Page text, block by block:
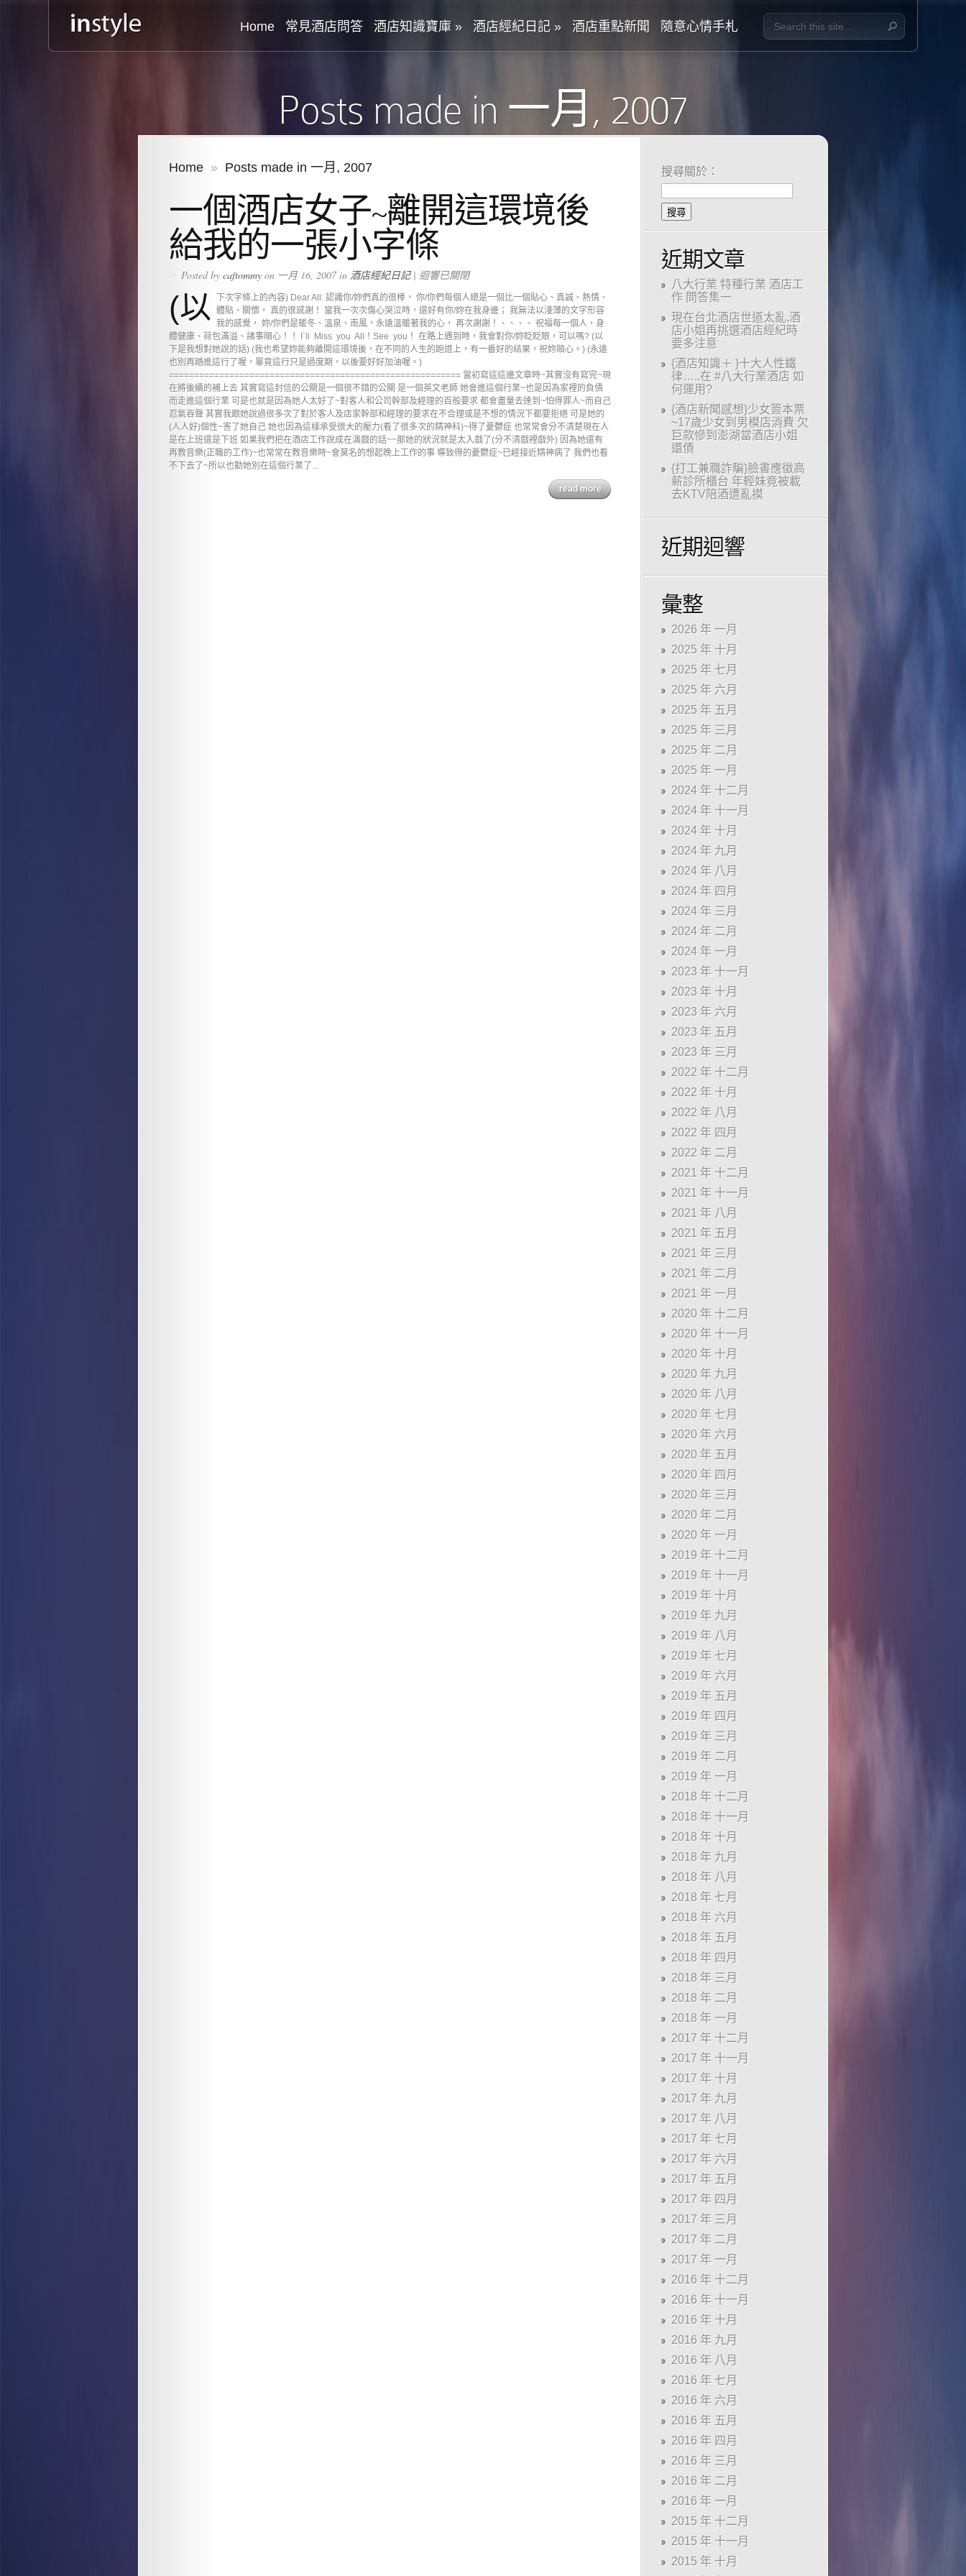
Home 常見酒店問答 酒店知識寶庫» 酒店經紀日記» 酒店重點新聞 隨意心情手札
Posts made in 一月, 2007
Home » Posts made in 一月, 2007
一個酒店女子~離開這環境後
給我的一張小字條
» Posted by caftommy on 一月 16, 2007 in 酒店經紀日記| 迴響已關閉
(以
下次字條上的內容) Dear All: 認識你/妳們真的很棒， 你/你們每個人總是一個比一個貼心、真誠、熱情、
體貼、關懷， 真的很感謝！ 當我一次次傷心哭泣時，還好有你/妳在我身邊； 我無法以淺薄的文字形容
我的感覺， 妳/你們是暖冬、溫泉、南風，永遠溫暖著我的心， 再次謝謝！、、、、 祝福每一個人，身
體健康、荷包滿溢、諸事順心！！ I`ll Miss you All！See you！ 在路上遇到時，我會對你/妳眨眨眼，可以嗎? (以
下是我想對她說的話) (我也希望妳能夠離開這環境後，在不同的人生的跑道上，有一番好的結果，祝妳順心。) (永遠
也別再踏進這行了喔，畢竟這行只是過度期，以後要好好加油喔。)
========================================================== 當初寫這這邊文章時~其實沒有寫完~現
在將後續的補上去 其實寫這封信的公關是一個很不錯的公關 是一個英文老師 她會進這個行業~也是因為家裡的負債
而走進這個行業 可是也就是因為她人太好了~對客人和公司幹部及經理的百般要求 都會盡量去達到~怕得罪人~而自己
忍氣吞聲 其實我跟她說過很多次了對於客人及店家幹部和經理的要求在不合理或是不想的情況下都要拒絕 可是她的
(人人好)個性~害了她自己 她也因為這樣承受很大的壓力(看了很多次的精神科)~得了憂鬱症 也常常會分不清楚現在人
是在上班還是下班 如果我們把在酒店工作說成在演戲的話~~那她的狀況就是太入戲了(分不清戲裡戲外) 因為她還有
再教音樂(正職的工作)~也常常在教音樂時~會莫名的想起晚上工作的事 導致得的憂鬱症~已經接近精神病了 我們也看
不下去了~所以也勸她別在這個行業了...
read more
搜尋關於：
近期文章
八大行業 特種行業 酒店工
作 問答集一
現在台北酒店世道太亂,酒
店小姐再挑選酒店經紀時
要多注意
{酒店知識＋ }十大人性鐵
律…..在 #八大行業酒店 如
何運用?
{酒店新聞感想}少女簽本票
~17歲少女到男模店消費 欠
巨款慘到澎湖當酒店小姐
還債
{打工兼職詐騙}臉書應徵高
薪診所櫃台 年輕妹竟被載
去KTV陪酒遭亂摸
近期迴響
彙整
2026 年 一月
2025 年 十月
2025 年 七月
2025 年 六月
2025 年 五月
2025 年 三月
2025 年 二月
2025 年 一月
2024 年 十二月
2024 年 十一月
2024 年 十月
2024 年 九月
2024 年 八月
2024 年 四月
2024 年 三月
2024 年 二月
2024 年 一月
2023 年 十一月
2023 年 十月
2023 年 六月
2023 年 五月
2023 年 三月
2022 年 十二月
2022 年 十月
2022 年 八月
2022 年 四月
2022 年 二月
2021 年 十二月
2021 年 十一月
2021 年 八月
2021 年 五月
2021 年 三月
2021 年 二月
2021 年 一月
2020 年 十二月
2020 年 十一月
2020 年 十月
2020 年 九月
2020 年 八月
2020 年 七月
2020 年 六月
2020 年 五月
2020 年 四月
2020 年 三月
2020 年 二月
2020 年 一月
2019 年 十二月
2019 年 十一月
2019 年 十月
2019 年 九月
2019 年 八月
2019 年 七月
2019 年 六月
2019 年 五月
2019 年 四月
2019 年 三月
2019 年 二月
2019 年 一月
2018 年 十二月
2018 年 十一月
2018 年 十月
2018 年 九月
2018 年 八月
2018 年 七月
2018 年 六月
2018 年 五月
2018 年 四月
2018 年 三月
2018 年 二月
2018 年 一月
2017 年 十二月
2017 年 十一月
2017 年 十月
2017 年 九月
2017 年 八月
2017 年 七月
2017 年 六月
2017 年 五月
2017 年 四月
2017 年 三月
2017 年 二月
2017 年 一月
2016 年 十二月
2016 年 十一月
2016 年 十月
2016 年 九月
2016 年 八月
2016 年 七月
2016 年 六月
2016 年 五月
2016 年 四月
2016 年 三月
2016 年 二月
2016 年 一月
2015 年 十二月
2015 年 十一月
2015 年 十月